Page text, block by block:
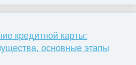
кредитной карты:
основные этапы